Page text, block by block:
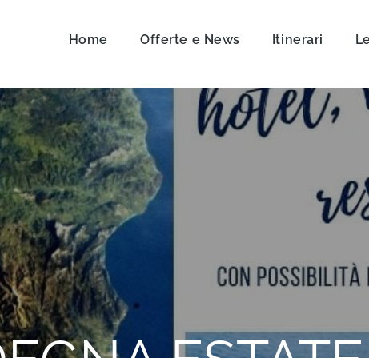
Home Offerte e News Itinerari